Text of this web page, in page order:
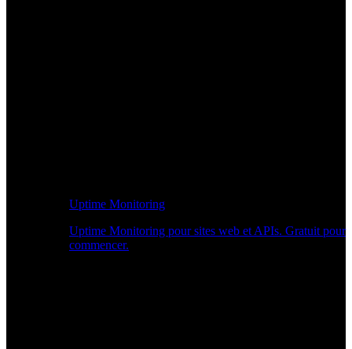
Uptime Monitoring
Uptime Monitoring pour sites web et APIs. Gratuit pour
commencer.